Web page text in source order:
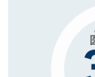
で、機密保